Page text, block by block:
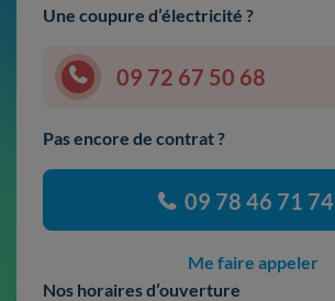
Une coupure d’électricité ?
09 72 67 50 68
Pas encore de contrat ?
09 78 46 71 74
Me faire appeler
Nos horaires d’ouverture